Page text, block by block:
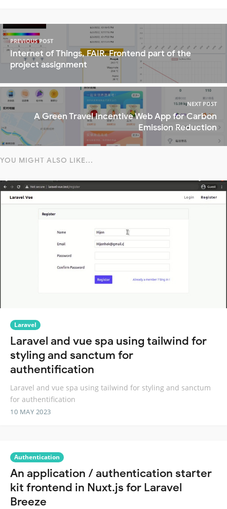
PREVIOUS POST
Internet of Things, FAIR. Frontend part of the
project assignment
NEXT POST
A Green Travel Incentive Web App for Carbon
Emission Reduction
YOU MIGHT ALSO LIKE...
Laravel
Laravel and vue spa using tailwind for
styling and sanctum for
authentification
Laravel and vue spa using tailwind for styling and sanctum
for authentification
10 MAY 2023
Authentication
An application / authentication starter
kit frontend in Nuxt.js for Laravel
Breeze